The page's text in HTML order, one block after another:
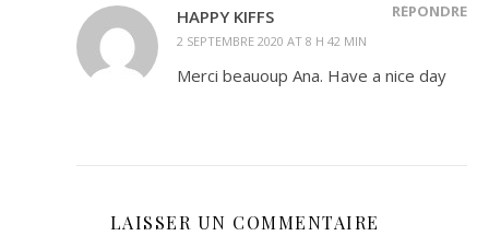
HAPPY KIFFS
2 SEPTEMBRE 2020 AT 8 H 42 MIN
RÉPONDRE
Merci beauoup Ana. Have a nice day
LAISSER UN COMMENTAIRE